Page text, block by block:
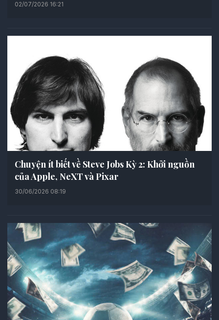
02/07/2026 16:21
Chuyện ít biết về Steve Jobs Kỳ 2: Khởi nguồn
của Apple, NeXT và Pixar
30/06/2026 08:19